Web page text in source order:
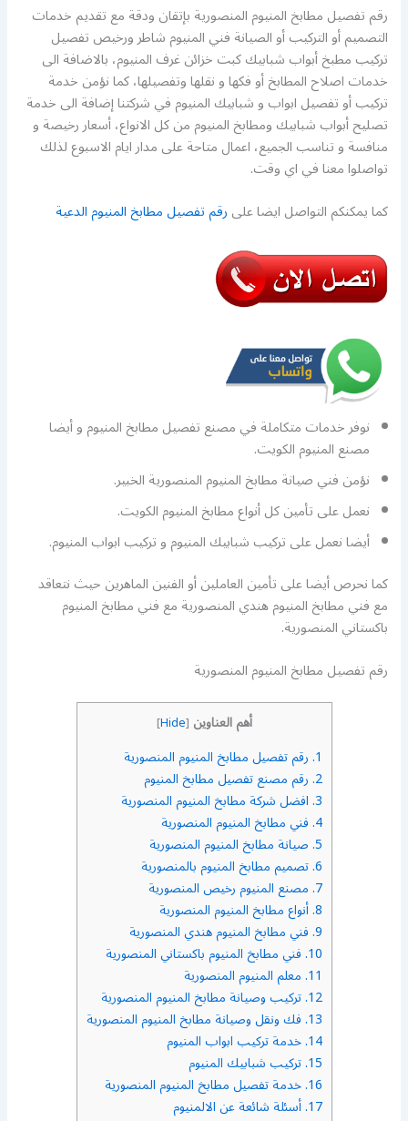
رقم تفصيل مطابخ المنيوم المنصورية بإتقان ودقة مع تقديم خدمات
التصميم أو التركيب أو الصيانة فني المنيوم شاطر ورخيص تفصيل
تركيب مطبخ أبواب شبابيك كبت خزائن غرف المنيوم، بالاضافة الى
خدمات اصلاح المطابخ أو فكها و نقلها وتفصيلها، كما نؤمن خدمة
تركيب أو تفصيل ابواب و شبابيك المنيوم في شركتنا إضافة الى خدمة
تصليح أبواب شبابيك ومطابخ المنيوم من كل الانواع، أسعار رخيصة و
منافسة و تناسب الجميع، اعمال متاحة على مدار ايام الاسبوع لذلك
تواصلوا معنا في اي وقت.
كما يمكنكم التواصل ايضا علىرقم تفصيل مطابخ المنيوم الدعية
نوفر خدمات متكاملة في مصنع تفصيل مطابخ المنيوم و أيضا
مصنع المنيوم الكويت.
نؤمن فني صيانة مطابخ المنيوم المنصورية الخبير.
نعمل على تأمين كل أنواع مطابخ المنيوم الكويت.
أيضا نعمل على تركيب شبابيك المنيوم و تركيب ابواب المنيوم.
كما نحرص أيضا على تأمين العاملين أو الفنين الماهرين حيث نتعاقد
مع فني مطابخ المنيوم هندي المنصورية مع فني مطابخ المنيوم
باكستاني المنصورية.
رقم تفصيل مطابخ المنيوم المنصورية
أهم العناوين [
Hide
]
1. رقم تفصيل مطابخ المنيوم المنصورية
2. رقم مصنع تفصيل مطابخ المنيوم
3. افضل شركة مطابخ المنيوم المنصورية
4. فني مطابخ المنيوم المنصورية
5. صيانة مطابخ المنيوم المنصورية
6. تصميم مطابخ المنيوم بالمنصورية
7. مصنع المنيوم رخيص المنصورية
8. أنواع مطابخ المنيوم المنصورية
9. فني مطابخ المنيوم هندي المنصورية
10. فني مطابخ المنيوم باكستاني المنصورية
11. معلم المنيوم المنصورية
12. تركيب وصيانة مطابخ المنيوم المنصورية
13. فك ونقل وصيانة مطابخ المنيوم المنصورية
14. خدمة تركيب ابواب المنيوم
15. تركيب شبابيك المنيوم
16. خدمة تفصيل مطابخ المنيوم المنصورية
17. أسئلة شائعة عن الالمنيوم